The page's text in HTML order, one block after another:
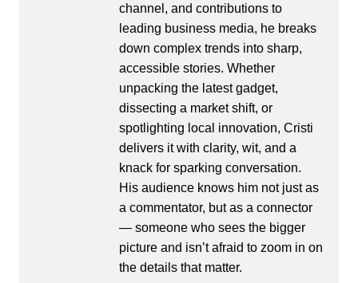
channel, and contributions to
leading business media, he breaks
down complex trends into sharp,
accessible stories. Whether
unpacking the latest gadget,
dissecting a market shift, or
spotlighting local innovation, Cristi
delivers it with clarity, wit, and a
knack for sparking conversation.
His audience knows him not just as
a commentator, but as a connector
— someone who sees the bigger
picture and isn’t afraid to zoom in on
the details that matter.